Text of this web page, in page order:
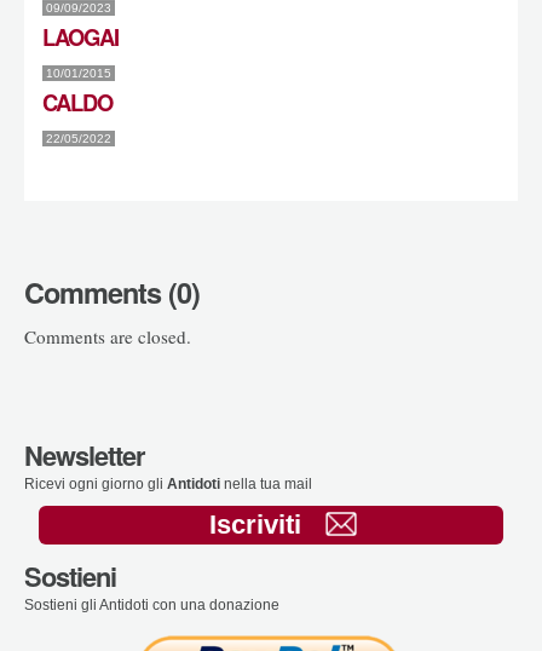
09/09/2023
LAOGAI
10/01/2015
CALDO
22/05/2022
Comments (0)
Comments are closed.
Newsletter
Ricevi ogni giorno gli Antidoti nella tua mail
Iscriviti
Sostieni
Sostieni gli Antidoti con una donazione